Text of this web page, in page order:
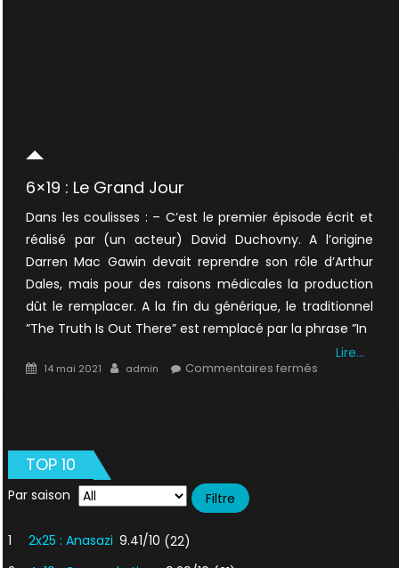
6×19 : Le Grand Jour
Dans les coulisses : – C’est le premier épisode écrit et
réalisé par (un acteur) David Duchovny. A l’origine
Darren Mac Gawin devait reprendre son rôle d’Arthur
Dales, mais pour des raisons médicales la production
dût le remplacer. A la fin du générique, le traditionnel
”The Truth Is Out There” est remplacé par la phrase ”In
Lire…
Posted
14 mai 2021 Author
admin Commentaires ferméssur
TOP 10
Par saison
1 2x25 : Anasazi 9.41/10 (22)